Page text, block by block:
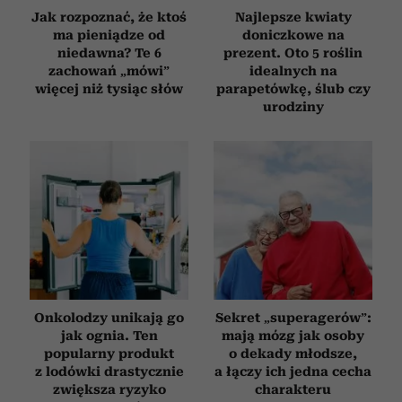
Partnerzy mogą połączyć te informacje z innymi danymi
otrzymanymi od Ciebie lub uzyskanymi podczas
korzystania z ich usług.
Jak rozpoznać, że ktoś
ma pieniądze od
niedawna? Te 6
zachowań „mówi”
więcej niż tysiąc słów
Najlepsze kwiaty
doniczkowe na
prezent. Oto 5 roślin
idealnych na
parapetówkę, ślub czy
urodziny
Onkolodzy unikają go
jak ognia. Ten
popularny produkt
z lodówki drastycznie
zwiększa ryzyko
Sekret „superagerów”:
mają mózg jak osoby
o dekady młodsze,
a łączy ich jedna cecha
charakteru